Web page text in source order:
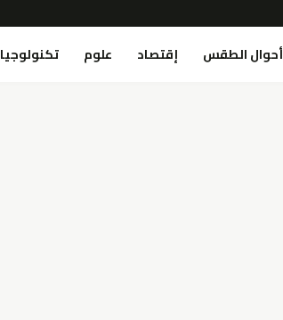
أحوال الطقس إقتصاد علوم تكنولوجيا